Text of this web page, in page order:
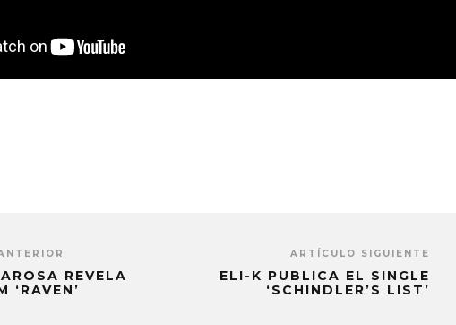
REVELA
‘RAVEN’
ARTÍCULO SIGUIENTE
ELI-K PUBLICA EL SINGLE
‘SCHINDLER’S LIST’